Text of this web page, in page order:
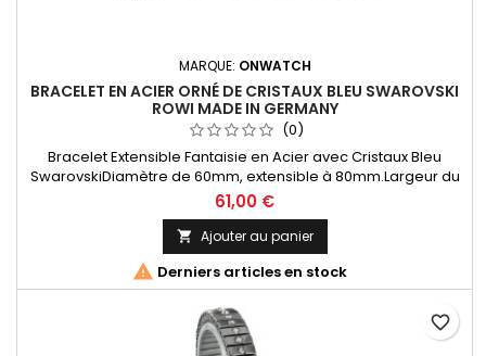
MARQUE: ONWATCH
BRACELET EN ACIER ORNÉ DE CRISTAUX BLEU SWAROVSKI
ROWI MADE IN GERMANY
(0)
Bracelet Extensible Fantaisie en Acier avec Cristaux Bleu
SwarovskiDiamètre de 60mm, extensible à 80mm.Largeur du
bracelet 18mmProduit Original Rowi Since 1895 Made In
Germany
61,00 €
 Ajouter au panier
 Derniers articles en stock
favorite_border